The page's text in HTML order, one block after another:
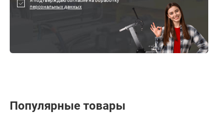
персональных данных
Популярные товары